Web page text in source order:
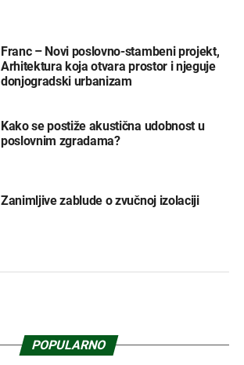
Franc – Novi poslovno-stambeni projekt,
Arhitektura koja otvara prostor i njeguje
donjogradski urbanizam
Kako se postiže akustična udobnost u
poslovnim zgradama?
Zanimljive zablude o zvučnoj izolaciji
POPULARNO